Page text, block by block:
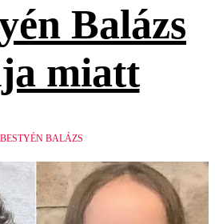
Balázs
miatt
BALÁZS